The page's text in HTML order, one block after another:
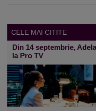
CELE MAI CITITE
Din 14 septembrie,
la Pro TV